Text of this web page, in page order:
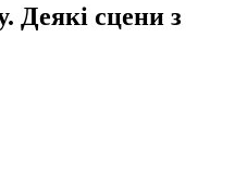
Деякі сцени з